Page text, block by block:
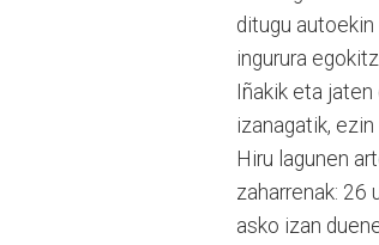
ditugu
ingurura
Iñakik eta
izanagatik,
Hiru lagunen
zaharrenak: 26
asko izan